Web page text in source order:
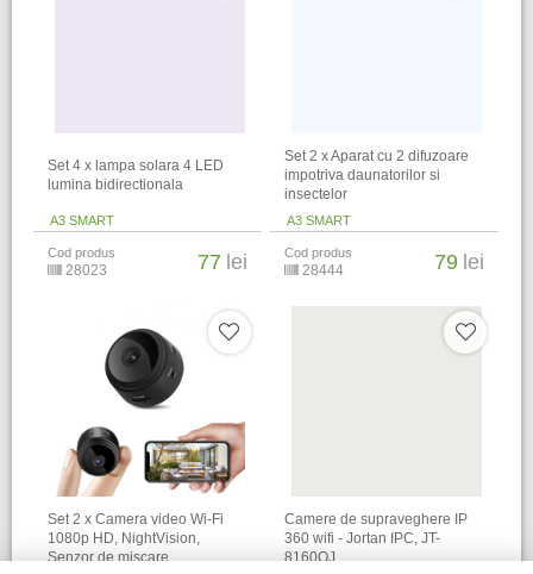
Set 4 x lampa solara 4 LED
lumina bidirectionala
A3 SMART
Cod produs
28023 77 lei
Set 2 x Aparat cu 2 difuzoare
impotriva daunatorilor si
insectelor
A3 SMART
Cod produs
28444 79 lei
Set 2 x Camera video Wi-Fi
1080p HD, NightVision,
Senzor de miscare
Camere de supraveghere IP
360 wifi - Jortan IPC, JT-
8160QJ